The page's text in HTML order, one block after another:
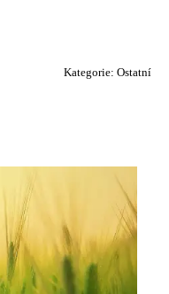
Kategorie: Ostatní